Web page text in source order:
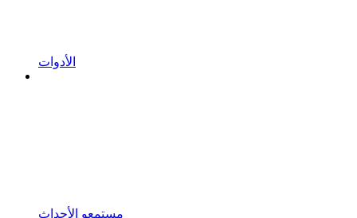
الأدوات
مستمعو الأحداث